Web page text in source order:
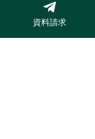
資料請求